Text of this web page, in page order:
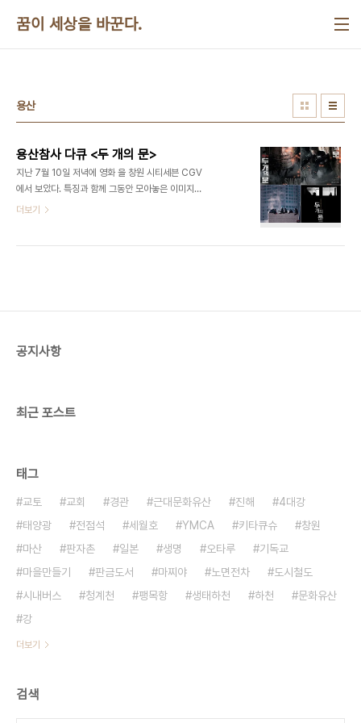
꿈이 세상을 바꾼다.
용산
용산참사 다큐 <두 개의 문>
지난 7월 10일 저녁에 영화 을 창원 시티세븐 CGV
에서 보았다. 특징과 함께 그동안 모아놓은 이미지를
블로그에 올린다."피해자가 아니라 가해자의 시선을
2012.6.26 제981호)
더보기
공지사항
최근 포스트
태그
교토 교회 경관 근대문화유산 진해
4대강
태양광
전점석 세월호 YMCA 키타큐슈
창원
마산
판자촌 일본 생명 오타루
기독교
마을만들기
판금도서 마찌야 노면전차
도시철도
시내버스
청계천 팽목항 생태하천 하천
문화유산
강
더보기
검색